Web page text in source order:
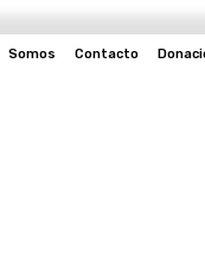
Somos Contacto